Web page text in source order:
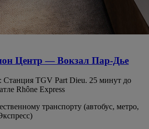
Центр — Вокзал Пар-Дье
Станция TGV Part Dieu. 25 минут до
Rhône Express
транспорту (автобус, метро,